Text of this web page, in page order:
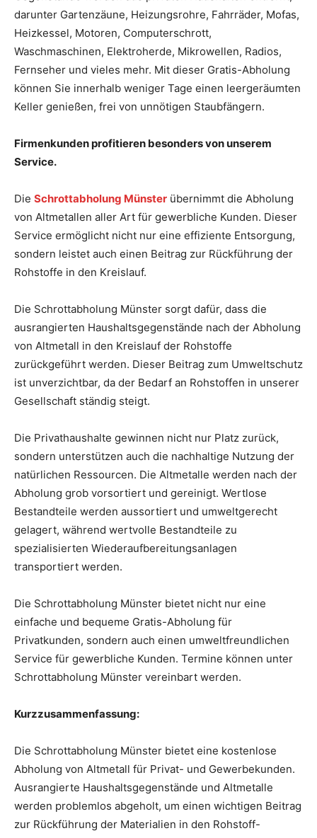
darunter Gartenzäune, Heizungsrohre, Fahrräder, Mofas,
Heizkessel, Motoren, Computerschrott,
Waschmaschinen, Elektroherde, Mikrowellen, Radios,
Fernseher und vieles mehr. Mit dieser Gratis-Abholung
können Sie innerhalb weniger Tage einen leergeräumten
Keller genießen, frei von unnötigen Staubfängern.
Firmenkunden profitieren besonders von unserem
Service.
Die Schrottabholung Münster übernimmt die Abholung
von Altmetallen aller Art für gewerbliche Kunden. Dieser
Service ermöglicht nicht nur eine effiziente Entsorgung,
sondern leistet auch einen Beitrag zur Rückführung der
Rohstoffe in den Kreislauf.
Die Schrottabholung Münster sorgt dafür, dass die
ausrangierten Haushaltsgegenstände nach der Abholung
von Altmetall in den Kreislauf der Rohstoffe
zurückgeführt werden. Dieser Beitrag zum Umweltschutz
ist unverzichtbar, da der Bedarf an Rohstoffen in unserer
Gesellschaft ständig steigt.
Die Privathaushalte gewinnen nicht nur Platz zurück,
sondern unterstützen auch die nachhaltige Nutzung der
natürlichen Ressourcen. Die Altmetalle werden nach der
Abholung grob vorsortiert und gereinigt. Wertlose
Bestandteile werden aussortiert und umweltgerecht
gelagert, während wertvolle Bestandteile zu
spezialisierten Wiederaufbereitungsanlagen
transportiert werden.
Die Schrottabholung Münster bietet nicht nur eine
einfache und bequeme Gratis-Abholung für
Privatkunden, sondern auch einen umweltfreundlichen
Service für gewerbliche Kunden. Termine können unter
Schrottabholung Münster vereinbart werden.
Kurzzusammenfassung:
Die Schrottabholung Münster bietet eine kostenlose
Abholung von Altmetall für Privat- und Gewerbekunden.
Ausrangierte Haushaltsgegenstände und Altmetalle
werden problemlos abgeholt, um einen wichtigen Beitrag
zur Rückführung der Materialien in den Rohstoff-